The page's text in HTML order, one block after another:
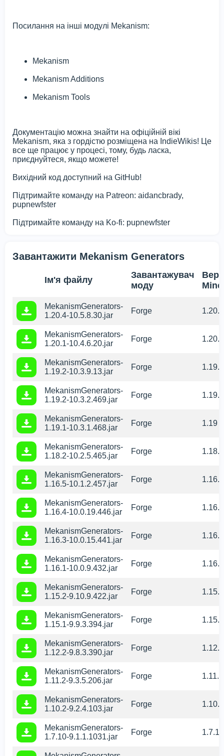
Посилання на інші модулі Mekanism:
Mekanism
Mekanism Additions
Mekanism Tools
Документацію можна знайти на офіційній вікі
Mekanism, яка з гордістю розміщена на IndieWikis! Це
все ще працює у процесі, тому, будь ласка,
приєднуйтеся, якщо можете!
Вихідний код доступний на GitHub!
Підтримайте команду на Patreon: aidancbrady,
pupnewfster
Підтримайте команду на Ko-fi: pupnewfster
Завантажити Mekanism Generators
Ім'я файлу
Завантажувач
моду
MekanismGenerators-
1.20.4-10.5.8.30.jar
Forge 1.20.4
MekanismGenerators-
1.20.1-10.4.6.20.jar
Forge 1.20.1
MekanismGenerators-
1.19.2-10.3.9.13.jar
Forge 1.19.2
MekanismGenerators-
1.19.2-10.3.2.469.jar
Forge 1.19.1
MekanismGenerators-
1.19.1-10.3.1.468.jar
Forge 1.19
MekanismGenerators-
1.18.2-10.2.5.465.jar
Forge 1.18.2
MekanismGenerators-
1.16.5-10.1.2.457.jar
Forge 1.16.5
MekanismGenerators-
1.16.4-10.0.19.446.jar
Forge 1.16.4
MekanismGenerators-
1.16.3-10.0.15.441.jar
Forge 1.16.3
MekanismGenerators-
1.16.1-10.0.9.432.jar
Forge 1.16.1
MekanismGenerators-
1.15.2-9.10.9.422.jar
Forge 1.15.2
MekanismGenerators-
1.15.1-9.9.3.394.jar
Forge 1.15.1
MekanismGenerators-
1.12.2-9.8.3.390.jar
Forge 1.12.2
MekanismGenerators-
1.11.2-9.3.5.206.jar
Forge 1.11.2
MekanismGenerators-
1.10.2-9.2.4.103.jar
Forge 1.10.2
MekanismGenerators-
1.7.10-9.1.1.1031.jar
Forge 1.7.10